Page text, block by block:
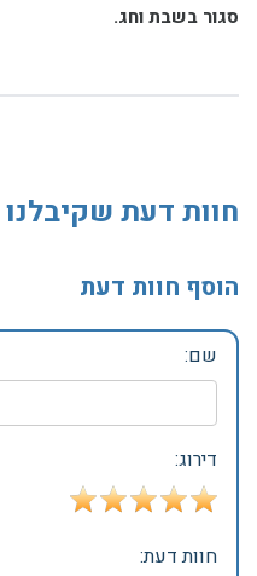
סגור בשבת וחג.
חוות דעת
הוסף חוות דעת
שם:
דירוג:
חוות דעת: